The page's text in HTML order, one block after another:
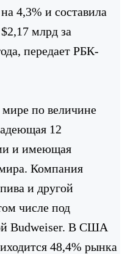
4,3% и составила
млрд за
передает РБК-
по величине
12
и имеющая
Компания
и другой
числе под
Budweiser. В США
48,4% рынка